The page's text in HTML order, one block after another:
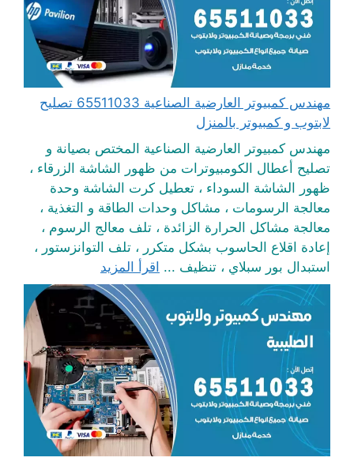
مهندس كمبيوتر العارضية الصناعية 65511033 تصليح
لابتوب و كمبيوتر بالمنزل
مهندس كمبيوتر العارضية الصناعية المختص بصيانة و
تصليح أعطال الكومبيوترات من ظهور الشاشة الزرقاء ،
ظهور الشاشة السوداء ، تعطيل كرت الشاشة وحدة
معالجة الرسومات ، مشاكل وحدات الطاقة و التغذية ،
معالجة مشاكل الحرارة الزائدة ، تلف معالج الرسوم ،
إعادة اقلاع الحاسوب بشكل متكرر ، تلف التوانزستور ،
استبدال بور سبلاي ، تنظيف ... اقرأ المزيد